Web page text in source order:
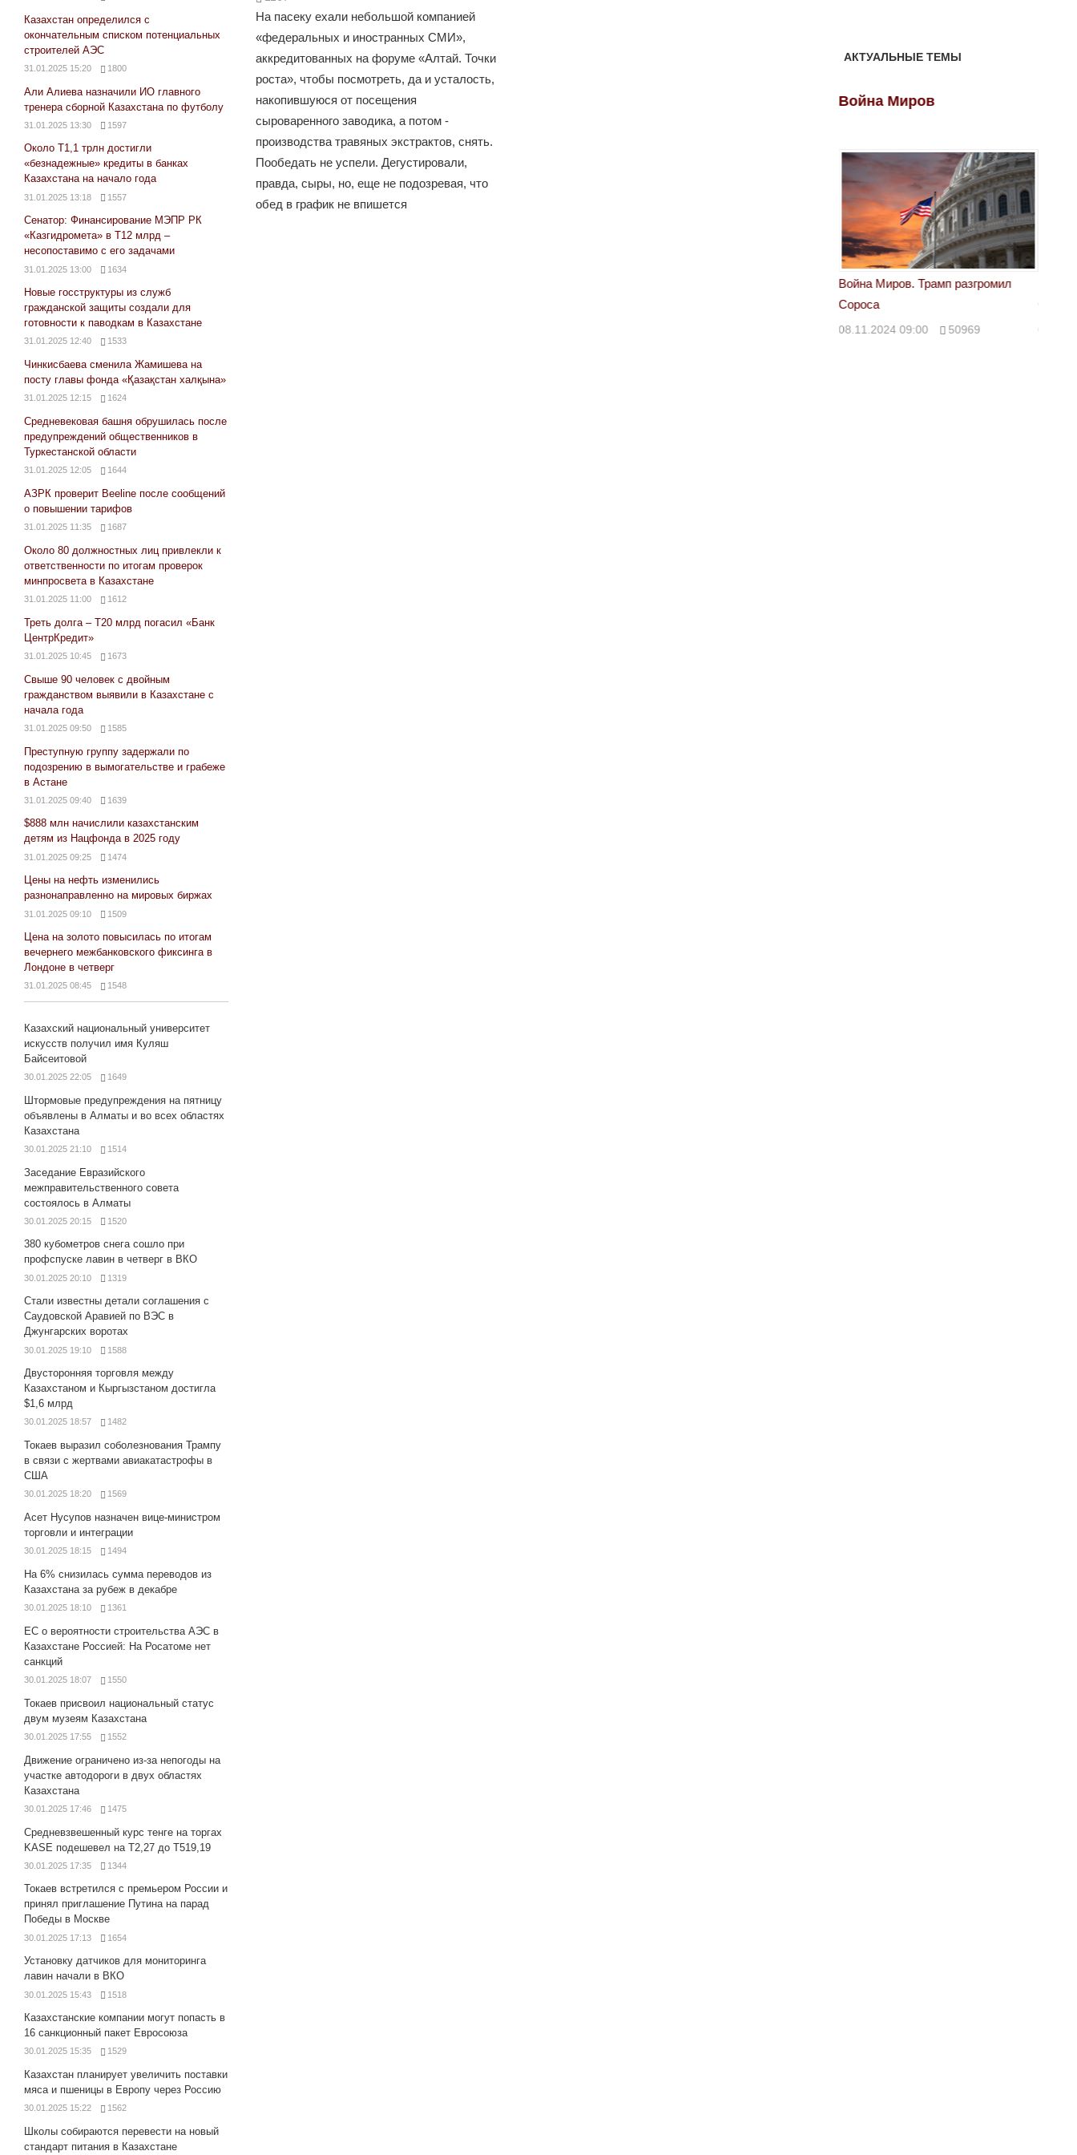
На пасеку ехали небольшой компанией
«федеральных и иностранных СМИ»,
аккредитованных на форуме «Алтай. Точки
роста», чтобы посмотреть, да и усталость,
накопившуюся от посещения
сыроваренного заводика, а потом -
производства травяных экстрактов, снять.
Пообедать не успели. Дегустировали,
правда, сыры, но, еще не подозревая, что
обед в график не впишется
Казахстан определился с
окончательным списком потенциальных
строителей АЭС
31.01.2025 15:20 1800
Али Алиева назначили ИО главного
тренера сборной Казахстана по футболу
31.01.2025 13:30 1597
Около Т1,1 трлн достигли
«безнадежные» кредиты в банках
Казахстана на начало года
31.01.2025 13:18 1557
Сенатор: Финансирование МЭПР РК
«Казгидромета» в Т12 млрд –
несопоставимо с его задачами
31.01.2025 13:00 1634
Новые госструктуры из служб
гражданской защиты создали для
готовности к паводкам в Казахстане
31.01.2025 12:40 1533
Чинкисбаева сменила Жамишева на
посту главы фонда «Қазақстан халқына»
31.01.2025 12:15 1624
Средневековая башня обрушилась после
предупреждений общественников в
Туркестанской области
31.01.2025 12:05 1644
АЗРК проверит Beeline после сообщений
о повышении тарифов
31.01.2025 11:35 1687
Около 80 должностных лиц привлекли к
ответственности по итогам проверок
минпросвета в Казахстане
31.01.2025 11:00 1612
Треть долга – Т20 млрд погасил «Банк
ЦентрКредит»
31.01.2025 10:45 1673
Свыше 90 человек с двойным
гражданством выявили в Казахстане с
начала года
31.01.2025 09:50 1585
Преступную группу задержали по
подозрению в вымогательстве и грабеже
в Астане
31.01.2025 09:40 1639
$888 млн начислили казахстанским
детям из Нацфонда в 2025 году
31.01.2025 09:25 1474
Цены на нефть изменились
разнонаправленно на мировых биржах
31.01.2025 09:10 1509
Цена на золото повысилась по итогам
вечернего межбанковского фиксинга в
Лондоне в четверг
31.01.2025 08:45 1548
Казахский национальный университет
искусств получил имя Куляш
Байсеитовой
30.01.2025 22:05 1649
Штормовые предупреждения на пятницу
объявлены в Алматы и во всех областях
Казахстана
30.01.2025 21:10 1514
Заседание Евразийского
межправительственного совета
состоялось в Алматы
30.01.2025 20:15 1520
380 кубометров снега сошло при
профспуске лавин в четверг в ВКО
30.01.2025 20:10 1319
Стали известны детали соглашения с
Саудовской Аравией по ВЭС в
Джунгарских воротах
30.01.2025 19:10 1588
Двусторонняя торговля между
Казахстаном и Кыргызстаном достигла
$1,6 млрд
30.01.2025 18:57 1482
Токаев выразил соболезнования Трампу
в связи с жертвами авиакатастрофы в
США
30.01.2025 18:20 1569
Асет Нусупов назначен вице-министром
торговли и интеграции
30.01.2025 18:15 1494
На 6% снизилась сумма переводов из
Казахстана за рубеж в декабре
30.01.2025 18:10 1361
ЕС о вероятности строительства АЭС в
Казахстане Россией: На Росатоме нет
санкций
30.01.2025 18:07 1550
Токаев присвоил национальный статус
двум музеям Казахстана
30.01.2025 17:55 1552
Движение ограничено из-за непогоды на
участке автодороги в двух областях
Казахстана
30.01.2025 17:46 1475
Средневзвешенный курс тенге на торгах
KASE подешевел на Т2,27 до Т519,19
30.01.2025 17:35 1344
Токаев встретился с премьером России и
принял приглашение Путина на парад
Победы в Москве
30.01.2025 17:13 1654
Установку датчиков для мониторинга
лавин начали в ВКО
30.01.2025 15:43 1518
Казахстанские компании могут попасть в
16 санкционный пакет Евросоюза
30.01.2025 15:35 1529
Казахстан планирует увеличить поставки
мяса и пшеницы в Европу через Россию
30.01.2025 15:22 1562
Школы собираются перевести на новый
стандарт питания в Казахстане
АКТУАЛЬНЫЕ ТЕМЫ
Война Миров
Война Миров. Трамп разгромил
Сороса
08.11.2024 09:00 50969